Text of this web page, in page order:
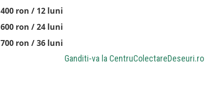
400 ron / 12 luni
600 ron / 24 luni
700 ron / 36 luni
Ganditi-va la CentruColectareDeseuri.ro